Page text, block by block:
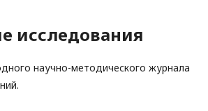
исследования
научно-методического журнала